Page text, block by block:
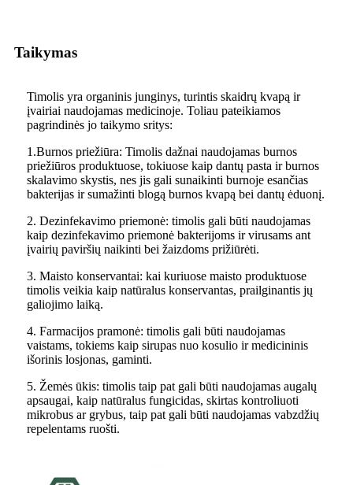
Taikymas
Timolis yra organinis junginys, turintis skaidrų kvapą ir
įvairiai naudojamas medicinoje. Toliau pateikiamos
pagrindinės jo taikymo sritys:
1.Burnos priežiūra: Timolis dažnai naudojamas burnos
priežiūros produktuose, tokiuose kaip dantų pasta ir burnos
skalavimo skystis, nes jis gali sunaikinti burnoje esančias
bakterijas ir sumažinti blogą burnos kvapą bei dantų ėduonį.
2. Dezinfekavimo priemonė: timolis gali būti naudojamas
kaip dezinfekavimo priemonė bakterijoms ir virusams ant
įvairių paviršių naikinti bei žaizdoms prižiūrėti.
3. Maisto konservantai: kai kuriuose maisto produktuose
timolis veikia kaip natūralus konservantas, prailginantis jų
galiojimo laiką.
4. Farmacijos pramonė: timolis gali būti naudojamas
vaistams, tokiems kaip sirupas nuo kosulio ir medicininis
išorinis losjonas, gaminti.
5. Žemės ūkis: timolis taip pat gali būti naudojamas augalų
apsaugai, kaip natūralus fungicidas, skirtas kontroliuoti
mikrobus ar grybus, taip pat gali būti naudojamas vabzdžių
repelentams ruošti.